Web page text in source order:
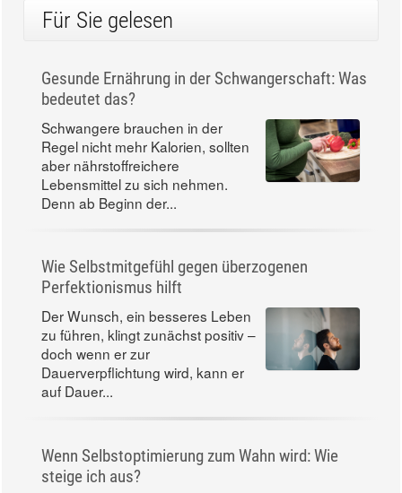
Für Sie gelesen
Gesunde Ernährung in der Schwangerschaft: Was
bedeutet das?
Schwangere brauchen in der
Regel nicht mehr Kalorien, sollten
aber nährstoffreichere
Lebensmittel zu sich nehmen.
Denn ab Beginn der...
Wie Selbstmitgefühl gegen überzogenen
Perfektionismus hilft
Der Wunsch, ein besseres Leben
zu führen, klingt zunächst positiv –
doch wenn er zur
Dauerverpflichtung wird, kann er
auf Dauer...
Wenn Selbstoptimierung zum Wahn wird: Wie
steige ich aus?